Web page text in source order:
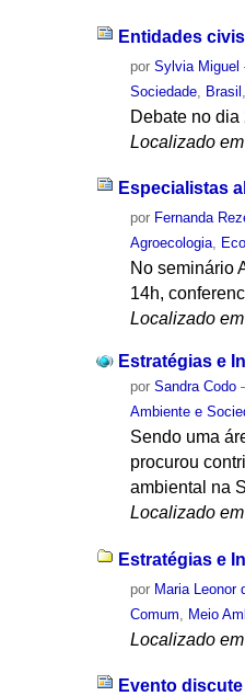
Entidades
porSylvia Miguel
Sociedade Brasil
Debate no
Localizado em
Especialistas
por Fernanda
Agroecologia,
No seminário
14h,
Localizado em
Estratégias e
porSandra Codo
Ambiente e
Sendo uma
procurou
ambiental na
Localizado em
Estratégias e
por Maria Leonor
Comum
Meio
Localizado em
Evento